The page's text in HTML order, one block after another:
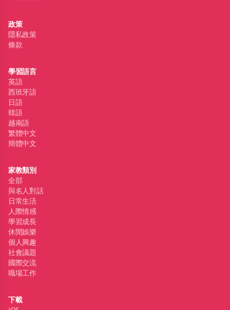
政策
隱私政策
條款
學習語言
英語
西班牙語
日語
韓語
越南語
繁體中文
簡體中文
家教類別
全部
與名人對話
日常生活
人際情感
學習成長
休閒娛樂
個人興趣
社會議題
國際交流
職場工作
下載